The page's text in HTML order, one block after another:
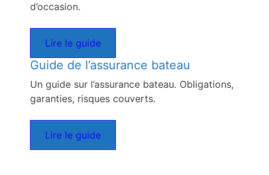
d’occasion.
Lire le guide
Guide de l’assurance bateau
Un guide sur l’assurance bateau. Obligations,
garanties, risques couverts.
Lire le guide